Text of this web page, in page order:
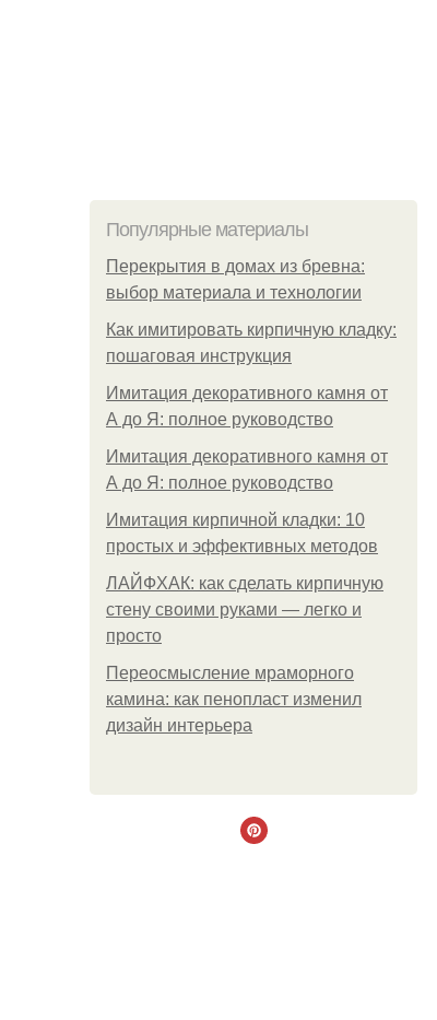
Популярные материалы
Перекрытия в домах из бревна:
выбор материала и технологии
Как имитировать кирпичную кладку:
пошаговая инструкция
Имитация декоративного камня от
А до Я: полное руководство
Имитация декоративного камня от
А до Я: полное руководство
Имитация кирпичной кладки: 10
простых и эффективных методов
ЛАЙФХАК: как сделать кирпичную
стену своими руками — легко и
просто
Переосмысление мраморного
камина: как пенопласт изменил
дизайн интерьера